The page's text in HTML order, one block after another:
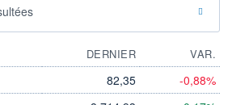
DERNIER
VAR.
82,35 -0,88%